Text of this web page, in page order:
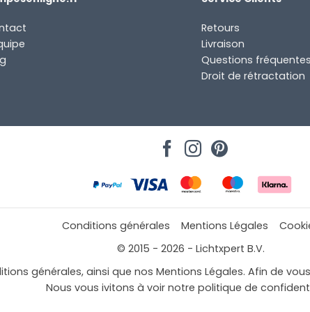
Retours
Livraison
Questions fréquentes
Droit de rétractation
Conditions générales Mentions Légales
© 2015 - 2026 - Lichtxpert B.V.
générales, ainsi que nos Mentions Légales. Afin de
Nous vous ivitons à voir notre politique de